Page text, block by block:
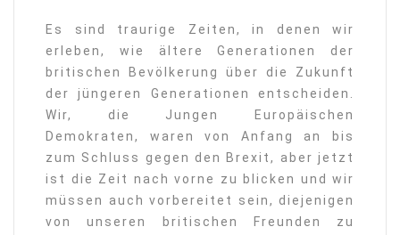
Es sind traurige Zeiten, in denen wir
erleben, wie ältere Generationen der
britischen Bevölkerung über die Zukunft
der jüngeren Generationen entscheiden.
Wir, die Jungen Europäischen
Demokraten, waren von Anfang an bis
zum Schluss gegen den Brexit, aber jetzt
ist die Zeit nach vorne zu blicken und wir
müssen auch vorbereitet sein, diejenigen
von unseren britischen Freunden zu